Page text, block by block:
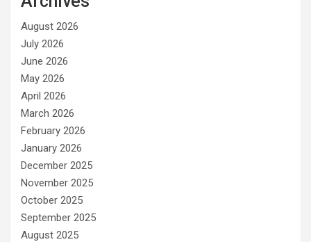
August 2026
July 2026
June 2026
May 2026
April 2026
March 2026
February 2026
January 2026
December 2025
November 2025
October 2025
September 2025
August 2025